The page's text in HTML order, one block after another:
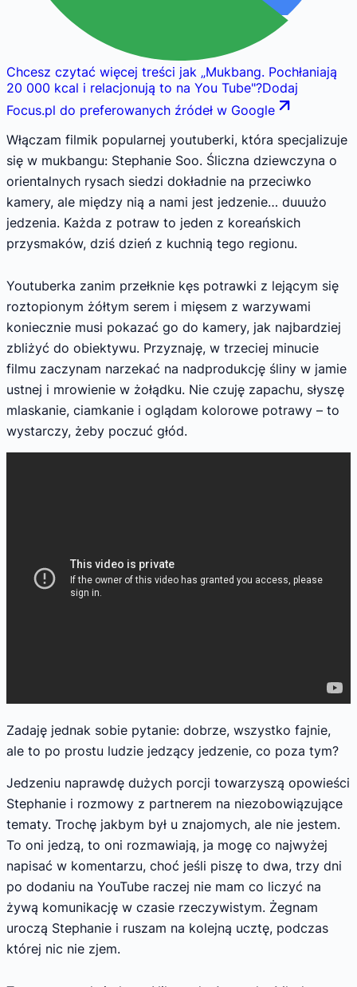
Chcesz czytać więcej treści jak „Mukbang. Pochłaniają
20 000 kcal i relacjonują to na You Tube"?Dodaj
Focus.pl do preferowanych źródeł w Google
Włączam filmik popularnej youtuberki, która specjalizuje
się w mukbangu: Stephanie Soo. Śliczna dziewczyna o
orientalnych rysach siedzi dokładnie na przeciwko
kamery, ale między nią a nami jest jedzenie… duuużo
jedzenia. Każda z potraw to jeden z koreańskich
przysmaków, dziś dzień z kuchnią tego regionu.
Youtuberka zanim przełknie kęs potrawki z lejącym się
roztopionym żółtym serem i mięsem z warzywami
koniecznie musi pokazać go do kamery, jak najbardziej
zbliżyć do obiektywu. Przyznaję, w trzeciej minucie
filmu zaczynam narzekać na nadprodukcję śliny w jamie
ustnej i mrowienie w żołądku. Nie czuję zapachu, słyszę
mlaskanie, ciamkanie i oglądam kolorowe potrawy – to
wystarczy, żeby poczuć głód.
Zadaję jednak sobie pytanie: dobrze, wszystko fajnie,
ale to po prostu ludzie jedzący jedzenie, co poza tym?
Jedzeniu naprawdę dużych porcji towarzyszą opowieści
Stephanie i rozmowy z partnerem na niezobowiązujące
tematy. Trochę jakbym był u znajomych, ale nie jestem.
To oni jedzą, to oni rozmawiają, ja mogę co najwyżej
napisać w komentarzu, choć jeśli piszę to dwa, trzy dni
po dodaniu na YouTube raczej nie mam co liczyć na
żywą komunikację w czasie rzeczywistym. Żegnam
uroczą Stephanie i ruszam na kolejną ucztę, podczas
której nic nie zjem.